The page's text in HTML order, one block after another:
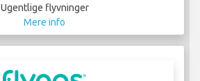
Ugentlige flyvninger
Mere info